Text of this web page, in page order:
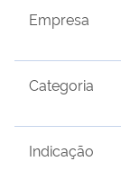
Empresa
Categoria
Indicação